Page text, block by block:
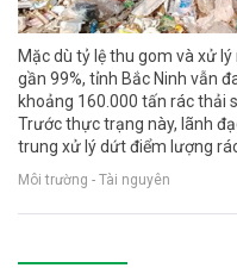
Mặc dù tỷ lệ thu gom và xử
gần 99%, tỉnh Bắc Ninh vẫn
khoảng 160.000 tấn rác thải
Trước thực trạng này, lãnh
trung xử lý dứt điểm lượng
Môi trường - Tài nguyên